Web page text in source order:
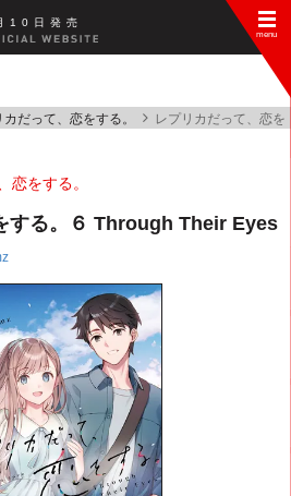
10 日 発 売
カだって、恋をする。 レプリカだって、恋
恋をする。
する。６ Through Their Eyes